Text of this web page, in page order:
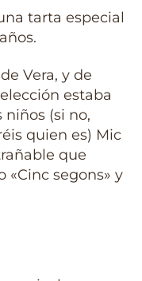
tarta especial
Vera, y de
estaba
niños (si no,
quien es) Mic
que
«Cinc segons» y